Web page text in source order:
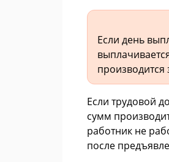
Если день
производится
Если трудовой
сумм
работник не
после